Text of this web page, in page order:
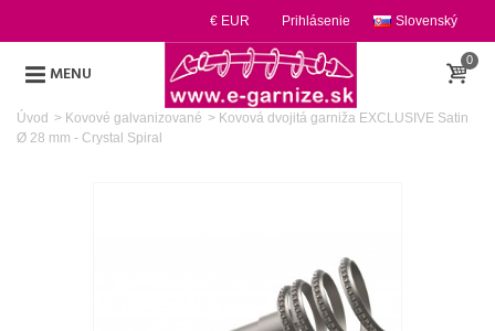
Slovenský
Prihlásenie
€ EUR
MENU
0
Úvod > Kovové galvanizované > Kovová dvojitá garniža EXCLUSIVE Satin
Ø 28 mm - Crystal Spiral